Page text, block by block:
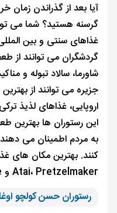
آیا بعد از گذراندن زمان
گرسنه هستید؟ شما می
غذاهای سنتی و بین
گردشگران می توانند از
شاورما، سالاد تبوله و
جزیره می توانند از
اروپایی، غذاهای لذیذ
این رستوران ‌ها بهترین
به مردم اطمینان می ‌دهند
Atai، Pretzelmaker و Volume هستند.
رستوران حسن کولچو